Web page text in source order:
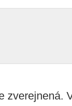
zverejnená.